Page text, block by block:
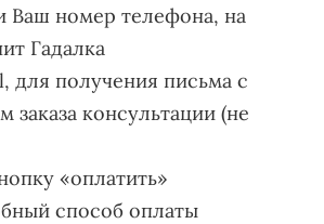
Ваш номер телефона, на
Гадалка
для получения письма с
заказа консультации (не
«оплатить»
способ оплаты